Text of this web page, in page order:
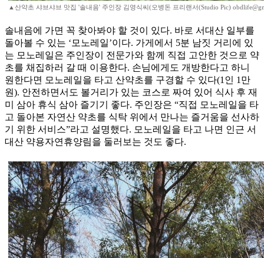
▲산약초 샤브샤브 맛집 '솔내음' 주인장 김영식씨(오병돈 프리랜서(Studio Pic)
솔내음에 가면 꼭 찾아봐야 할 것이 있다. 바로 서대산 일부를
돌아볼 수 있는 ‘모노레일’이다. 가게에서 5분 남짓 거리에 있
는 모노레일은 주인장이 전문가와 함께 직접 고안한 것으로 약
초를 채집하러 갈 때 이용한다. 손님에게도 개방한다고 하니
원한다면 모노레일을 타고 산약초를 구경할 수 있다(1인 1만
원). 안전하면서도 볼거리가 있는 코스로 짜여 있어 식사 후 재
미 삼아 휴식 삼아 즐기기 좋다. 주인장은 “직접 모노레일을 타
고 돌아본 자연산 약초를 식탁 위에서 만나는 즐거움을 선사하
기 위한 서비스”라고 설명했다. 모노레일을 타고 나면 인근 서
대산 약용자연휴양림을 둘러보는 것도 좋다.